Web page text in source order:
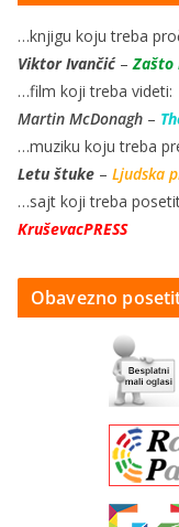
…knjigu koju treba
Viktor Ivančić–Zašto
…film koji treba videti:
Martin McDonagh –
…muziku koju treba
Letu štuke – Ljudska
…sajt koji treba
KruševacPRESS
Obavezno